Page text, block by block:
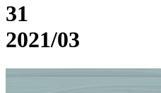
31
2021/03